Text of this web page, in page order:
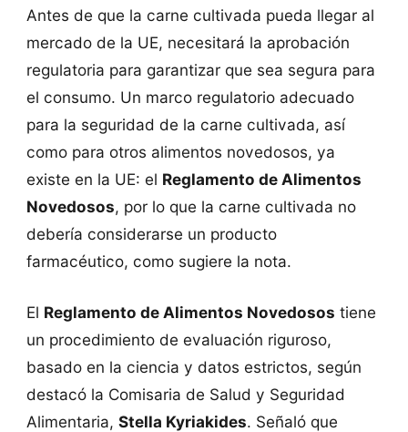
Antes de que la carne cultivada pueda llegar al
mercado de la UE, necesitará la aprobación
regulatoria para garantizar que sea segura para
el consumo. Un marco regulatorio adecuado
para la seguridad de la carne cultivada, así
como para otros alimentos novedosos, ya
existe en la UE: el Reglamento de Alimentos
Novedosos, por lo que la carne cultivada no
debería considerarse un producto
farmacéutico, como sugiere la nota.
El Reglamento de Alimentos Novedosos tiene
un procedimiento de evaluación riguroso,
basado en la ciencia y datos estrictos, según
destacó la Comisaria de Salud y Seguridad
Alimentaria, Stella Kyriakides. Señaló que